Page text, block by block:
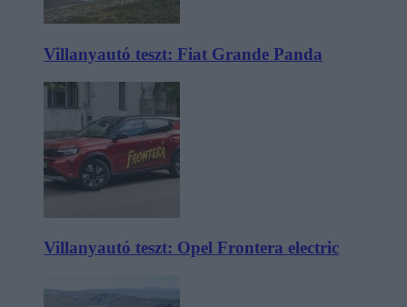
Villanyautó teszt: Fiat Grande Panda
Villanyautó teszt: Opel Frontera electric